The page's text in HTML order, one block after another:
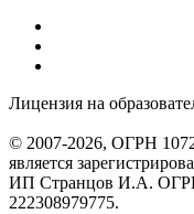
Лицензия на
© 2007-2026, ОГРН
является
ИП Странцов И.А.
222308979775.